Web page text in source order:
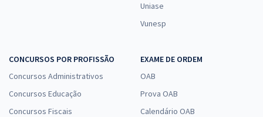
Uniase
Vunesp
CONCURSOS POR PROFISSÃO
Concursos Administrativos
Concursos Educação
Concursos Fiscais
EXAME DE ORDEM
OAB
Prova OAB
Calendário OAB